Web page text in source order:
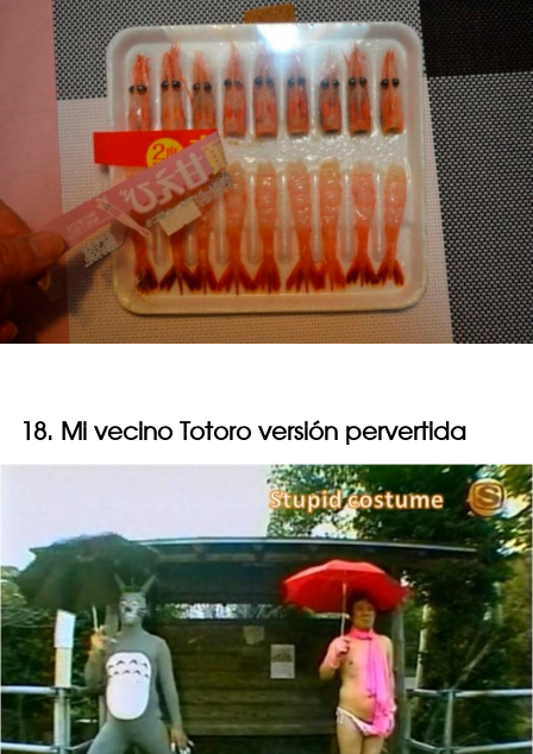
18. Mi vecino Totoro versión pervertida